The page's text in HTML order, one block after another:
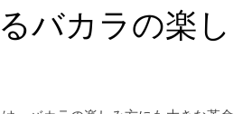
バカラの楽し